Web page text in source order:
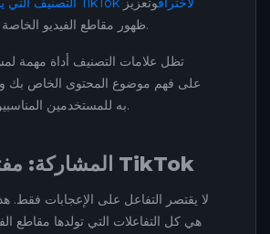
ظهور مقاطع الفيديو الخاصة بك على المنصة.
تظل علامات التصنيف أداة مهمة
به للمستخدمين المناسبين. اخترهم بعناية.
المشاركة: مفتاح اقتحام TikTok
هي كل التفاعلات التي تولدها مقاطع